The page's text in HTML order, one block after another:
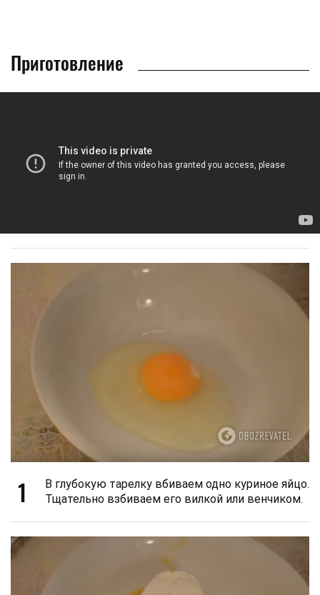
Приготовление
1
В глубокую тарелку вбиваем одно куриное яйцо.
Тщательно взбиваем его вилкой или венчиком.